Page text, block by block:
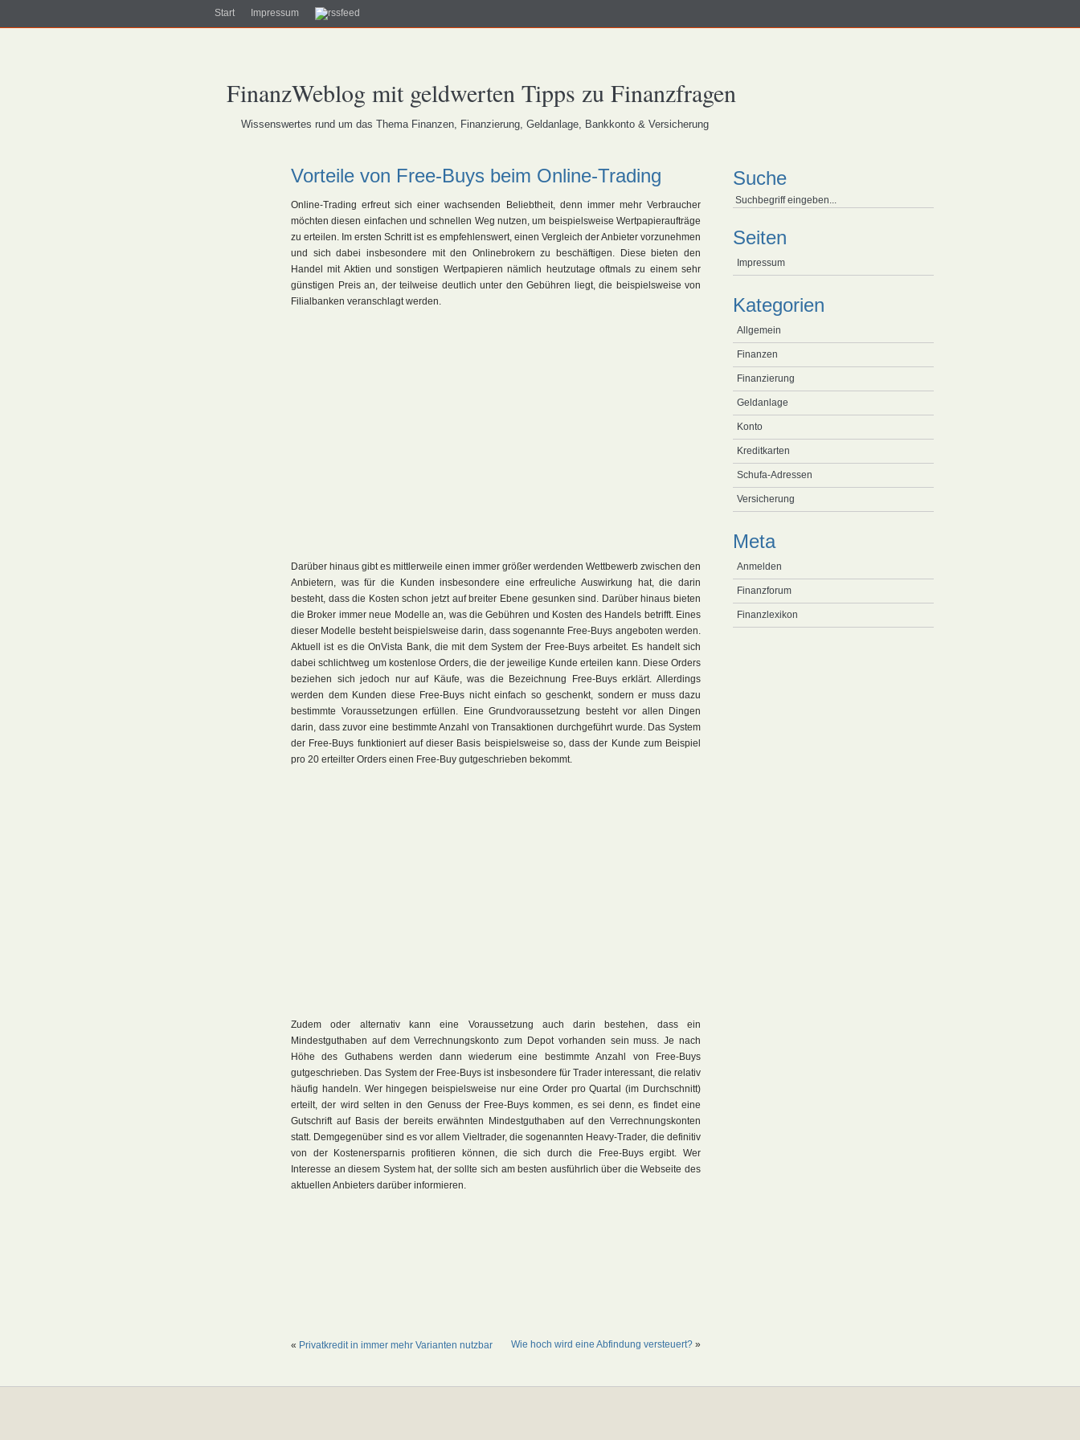
Start Impressum
FinanzWeblog mit geldwerten Tipps zu Finanzfragen
Wissenswertes rund um das Thema Finanzen, Finanzierung, Geldanlage, Bankkonto & Versicherung
Vorteile von Free-Buys beim Online-Trading
Online-Trading erfreut sich einer wachsenden Beliebtheit, denn immer mehr Verbraucher
möchten diesen einfachen und schnellen Weg nutzen, um beispielsweise Wertpapieraufträge
zu erteilen. Im ersten Schritt ist es empfehlenswert, einen Vergleich der Anbieter vorzunehmen
und sich dabei insbesondere mit den Onlinebrokern zu beschäftigen. Diese bieten den
Handel mit Aktien und sonstigen Wertpapieren nämlich heutzutage oftmals zu einem sehr
günstigen Preis an, der teilweise deutlich unter den Gebühren liegt, die beispielsweise von
Filialbanken veranschlagt werden.
Darüber hinaus gibt es mittlerweile einen immer größer werdenden Wettbewerb zwischen den
Anbietern, was für die Kunden insbesondere eine erfreuliche Auswirkung hat, die darin
besteht, dass die Kosten schon jetzt auf breiter Ebene gesunken sind. Darüber hinaus bieten
die Broker immer neue Modelle an, was die Gebühren und Kosten des Handels betrifft. Eines
dieser Modelle besteht beispielsweise darin, dass sogenannte Free-Buys angeboten werden.
Aktuell ist es die OnVista Bank, die mit dem System der Free-Buys arbeitet. Es handelt sich
dabei schlichtweg um kostenlose Orders, die der jeweilige Kunde erteilen kann. Diese Orders
beziehen sich jedoch nur auf Käufe, was die Bezeichnung Free-Buys erklärt. Allerdings
werden dem Kunden diese Free-Buys nicht einfach so geschenkt, sondern er muss dazu
bestimmte Voraussetzungen erfüllen. Eine Grundvoraussetzung besteht vor allen Dingen
darin, dass zuvor eine bestimmte Anzahl von Transaktionen durchgeführt wurde. Das System
der Free-Buys funktioniert auf dieser Basis beispielsweise so, dass der Kunde zum Beispiel
pro 20 erteilter Orders einen Free-Buy gutgeschrieben bekommt.
Zudem oder alternativ kann eine Voraussetzung auch darin bestehen, dass ein
Mindestguthaben auf dem Verrechnungskonto zum Depot vorhanden sein muss. Je nach
Höhe des Guthabens werden dann wiederum eine bestimmte Anzahl von Free-Buys
gutgeschrieben. Das System der Free-Buys ist insbesondere für Trader interessant, die relativ
häufig handeln. Wer hingegen beispielsweise nur eine Order pro Quartal (im Durchschnitt)
erteilt, der wird selten in den Genuss der Free-Buys kommen, es sei denn, es findet eine
Gutschrift auf Basis der bereits erwähnten Mindestguthaben auf den Verrechnungskonten
statt. Demgegenüber sind es vor allem Vieltrader, die sogenannten Heavy-Trader, die definitiv
von der Kostenersparnis profitieren können, die sich durch die Free-Buys ergibt. Wer
Interesse an diesem System hat, der sollte sich am besten ausführlich über die Webseite des
aktuellen Anbieters darüber informieren.
« Privatkredit in immer mehr Varianten nutzbar Wie hoch wird eine Abfindung versteuert? »
Suche
Seiten
Impressum
Kategorien
Allgemein
Finanzen
Finanzierung
Geldanlage
Konto
Kreditkarten
Schufa-Adressen
Versicherung
Meta
Anmelden
Finanzforum
Finanzlexikon